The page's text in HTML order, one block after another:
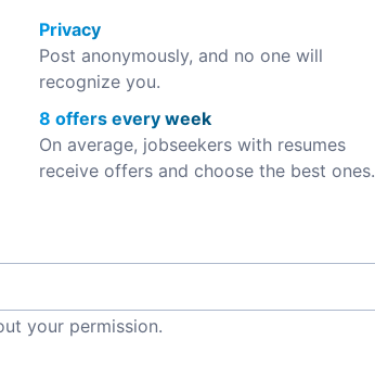
Privacy
Post anonymously, and no one will
recognize you.
8 offers every week
On average, jobseekers with resumes
receive offers and choose the best ones.
your permission.